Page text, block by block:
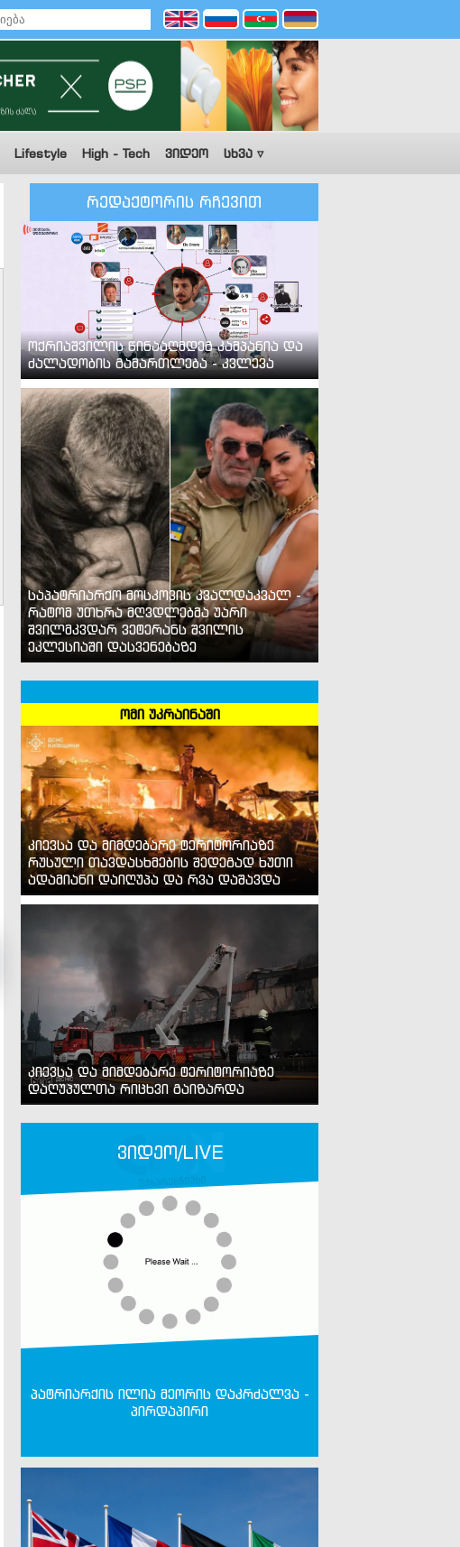
Lifestyle High - Tech ვიდეო სხვა ▿
რედაქტორის რჩევით
ოქრიაშვილის წინააღმდეგ კამპანია და
ძალადობის გამართლება - კვლევა
საპატრიარქო მოსკოვის კვალდაკვალ -
რატომ უთხრა მღვდლებმა უარი
შვილმკვდარ ვეტერანს შვილის
ეკლესიაში დასვენებაზე
ომი უკრაინაში
კიევსა და მიმდებარე ტერიტორიაზე
რუსული თავდასხმების შედეგად ხუთი
ადამიანი დაიღუპა და რვა დაშავდა
კიევსა და მიმდებარე ტერიტორიაზე
დაღუპულთა რიცხვი გაიზარდა
ვიდეო/LIVE
პატრიარქის ილია მეორის დაკრძალვა -
პირდაპირი